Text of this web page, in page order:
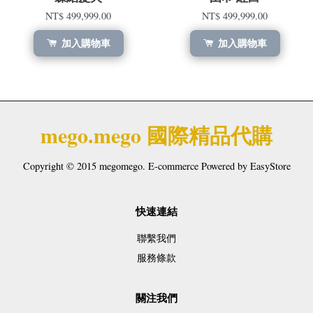
NT$ 499,999.00
加入購物車
NT$ 499,999.00
加入購物車
mego.mego 國際精品代購
Copyright © 2015 megomego. E-commerce Powered by EasyStore
快速連結
聯繫我們
服務條款
關注我們